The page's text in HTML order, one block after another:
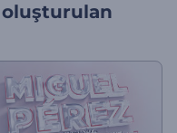
oluşturulan